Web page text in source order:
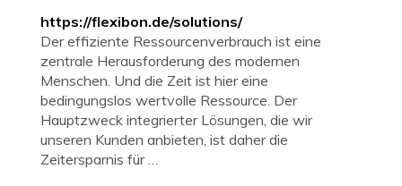
https://flexibon.de/solutions/
Der effiziente Ressourcenverbrauch ist eine
zentrale Herausforderung des modernen
Menschen. Und die Zeit ist hier eine
bedingungslos wertvolle Ressource. Der
Hauptzweck integrierter Lösungen, die wir
unseren Kunden anbieten, ist daher die
Zeitersparnis für …